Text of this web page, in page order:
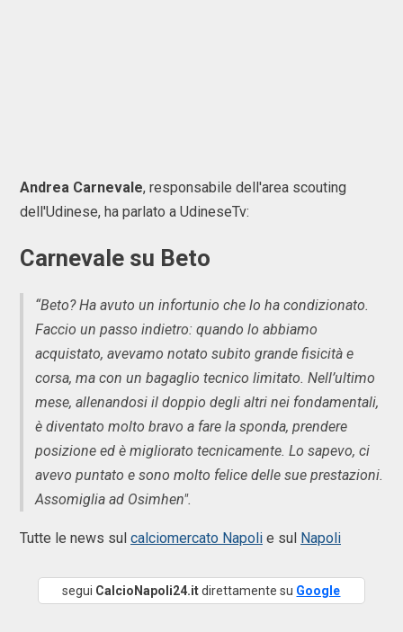
Andrea Carnevale, responsabile dell'area scouting
dell'Udinese, ha parlato a UdineseTv:
Carnevale su Beto
“Beto? Ha avuto un infortunio che lo ha condizionato.
Faccio un passo indietro: quando lo abbiamo
acquistato, avevamo notato subito grande fisicità e
corsa, ma con un bagaglio tecnico limitato. Nell’ultimo
mese, allenandosi il doppio degli altri nei fondamentali,
è diventato molto bravo a fare la sponda, prendere
posizione ed è migliorato tecnicamente. Lo sapevo, ci
avevo puntato e sono molto felice delle sue prestazioni.
Assomiglia ad Osimhen".
Tutte le news sul calciomercato Napoli e sul Napoli
segui CalcioNapoli24.itdirettamente su Google